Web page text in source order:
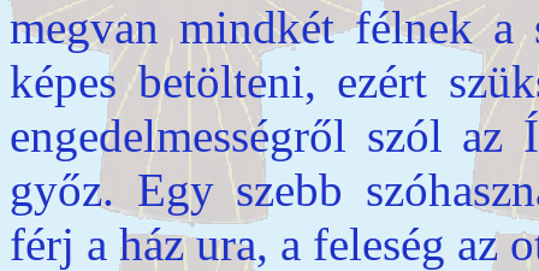
megvan mindkét félnek a
képes betölteni, ezért
engedelmességről szól
győz. Egy szebb
férj a ház ura, a feleség az